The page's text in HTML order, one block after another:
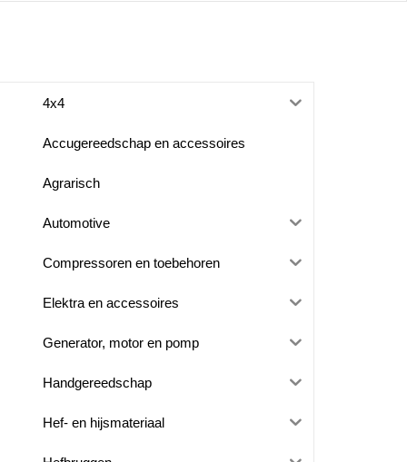
4x4
Accugereedschap en accessoires
Agrarisch
Automotive
Compressoren en toebehoren
Elektra en accessoires
Generator, motor en pomp
Handgereedschap
Hef- en hijsmateriaal